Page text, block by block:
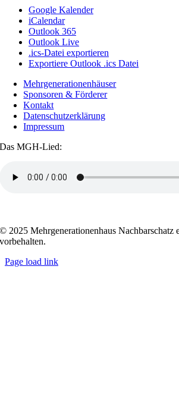
Google Kalender
iCalendar
Outlook 365
Outlook Live
.ics-Datei exportieren
Exportiere Outlook .ics Datei
Mehrgenerationenhäuser
Sponsoren & Förderer
Kontakt
Datenschutzerklärung
Impressum
Das MGH-Lied:
© 2025 Mehrgenerationenhaus Nachbarschatz
vorbehalten.
Page load link